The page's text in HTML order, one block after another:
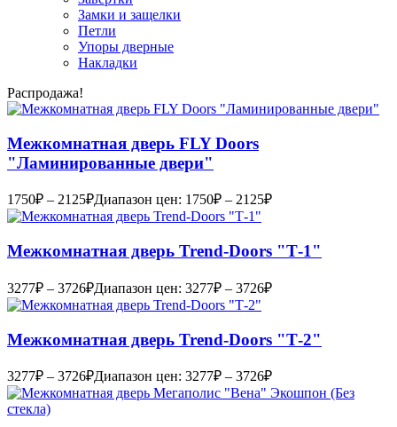
Замки и защелки
Петли
Упоры дверные
Накладки
Распродажа!
Межкомнатная дверь FLY Doors
"Ламинированные двери"
1750₽ – 2125₽Диапазон цен: 1750₽ – 2125₽
Межкомнатная дверь Trend-Doоrs "Т-1"
3277₽ – 3726₽Диапазон цен: 3277₽ – 3726₽
Межкомнатная дверь Trend-Doоrs "Т-2"
3277₽ – 3726₽Диапазон цен: 3277₽ – 3726₽